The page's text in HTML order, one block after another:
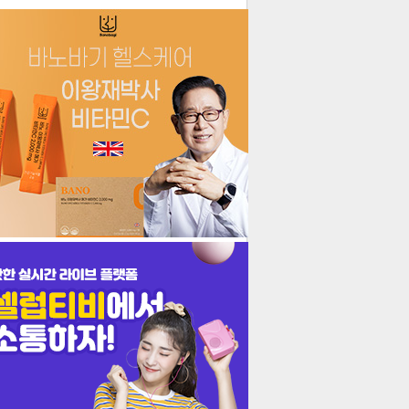
더보기
포토